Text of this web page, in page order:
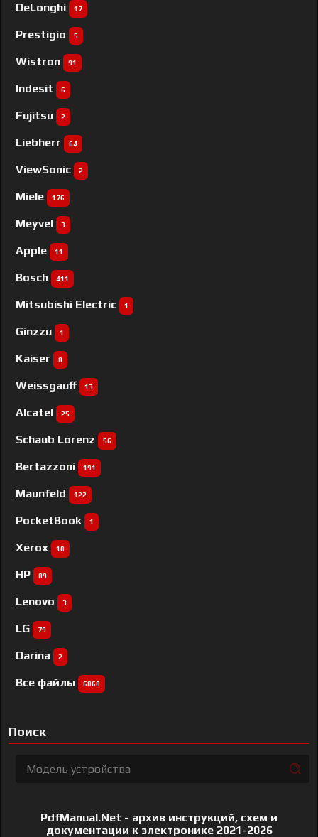
DeLonghi 17
Prestigio 5
Wistron 91
Indesit 6
Fujitsu 2
Liebherr 64
ViewSonic 2
Miele 176
Meyvel 3
Apple 11
Bosch 411
Mitsubishi Electric 1
Ginzzu 1
Kaiser 8
Weissgauff 13
Alcatel 25
Schaub Lorenz 56
Bertazzoni 191
Maunfeld 122
PocketBook 1
Xerox 18
HP 89
Lenovo 3
LG 79
Darina 2
Все файлы 6860
Поиск
PdfManual.Net - архив инструкций, схем и
документации к электронике 2021-2026